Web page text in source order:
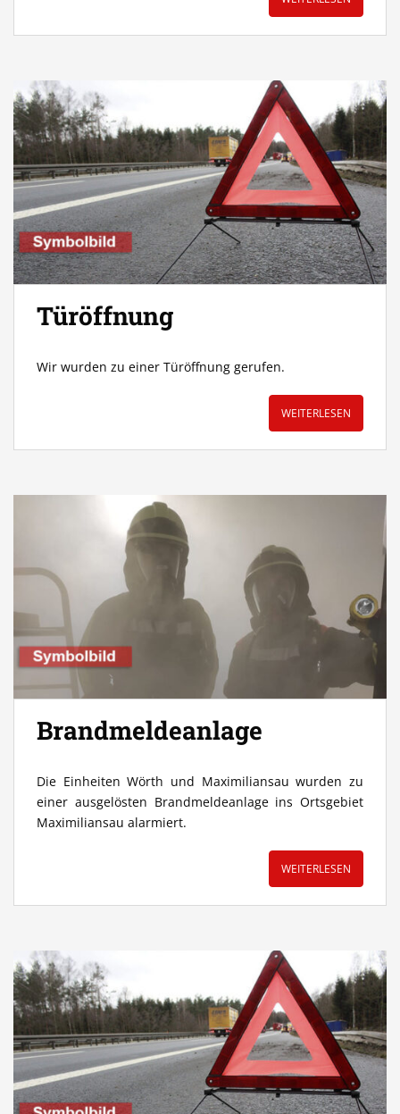
Türöffnung
Wir wurden zu einer Türöffnung gerufen.
WEITERLESEN
Brandmeldeanlage
Die Einheiten Wörth und Maximiliansau wurden zu
einer ausgelösten Brandmeldeanlage ins Ortsgebiet
Maximiliansau alarmiert.
WEITERLESEN